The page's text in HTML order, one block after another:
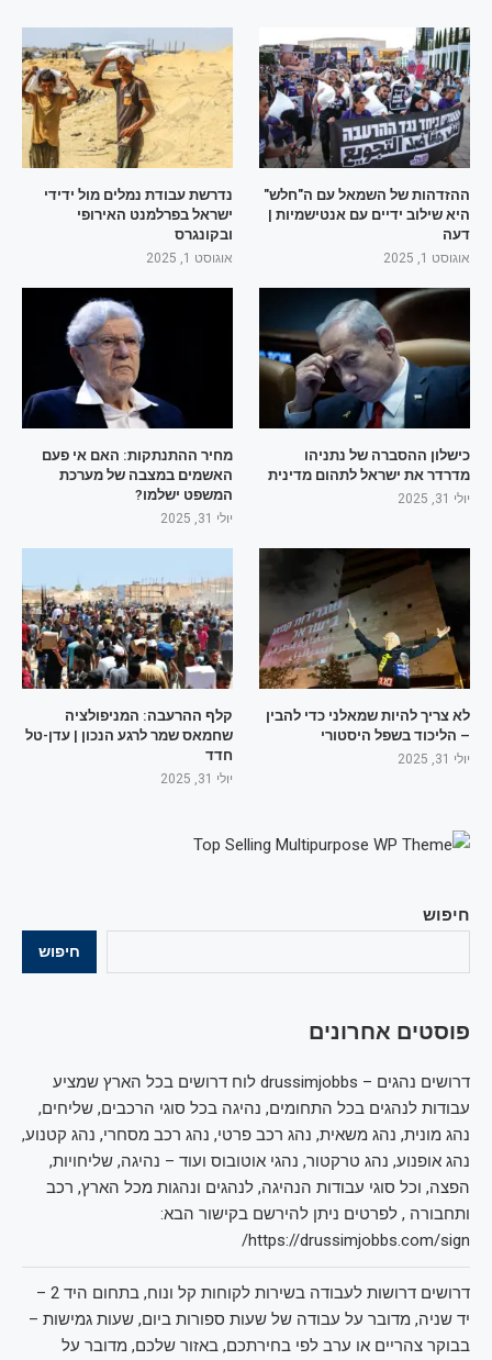
חיפוש
חיפוש
פוסטים אחרונים
דרושים נהגים – drussimjobbs לוח דרושים בכל הארץ שמציע
עבודות לנהגים בכל התחומים, נהיגה בכל סוגי הרכבים, שליחים,
נהג מונית, נהג משאית, נהג רכב פרטי, נהג רכב מסחרי, נהג קטנוע,
נהג אופנוע, נהג טרקטור, נהגי אוטובוס ועוד – נהיגה, שליחויות,
הפצה, וכל סוגי עבודות הנהיגה, לנהגים ונהגות מכל הארץ, רכב
ותחבורה , לפרטים ניתן להירשם בקישור הבא:
https://drussimjobbs.com/sign/
דרושים דרושות לעבודה בשירות לקוחות קל ונוח, בתחום היד 2 –
יד שניה, מדובר על עבודה של שעות ספורות ביום, שעות גמישות –
בבוקר צהריים או ערב לפי בחירתכם, באזור שלכם, מדובר על
ההזדהות של השמאל עם ה"חלש"
היא שילוב ידיים עם אנטישמיות |
דעה
אוגוסט 1, 2025
נדרשת עבודת נמלים מול ידידי
ישראל בפרלמנט האירופי
ובקונגרס
אוגוסט 1, 2025
כישלון ההסברה של נתניהו
מדרדר את ישראל לתהום מדינית
יולי 31, 2025
מחיר ההתנתקות: האם אי פעם
האשמים במצבה של מערכת
המשפט ישלמו?
יולי 31, 2025
לא צריך להיות שמאלני כדי להבין
– הליכוד בשפל היסטורי
יולי 31, 2025
קלף ההרעבה: המניפולציה
שחמאס שמר לרגע הנכון | עדן-טל
חדד
יולי 31, 2025